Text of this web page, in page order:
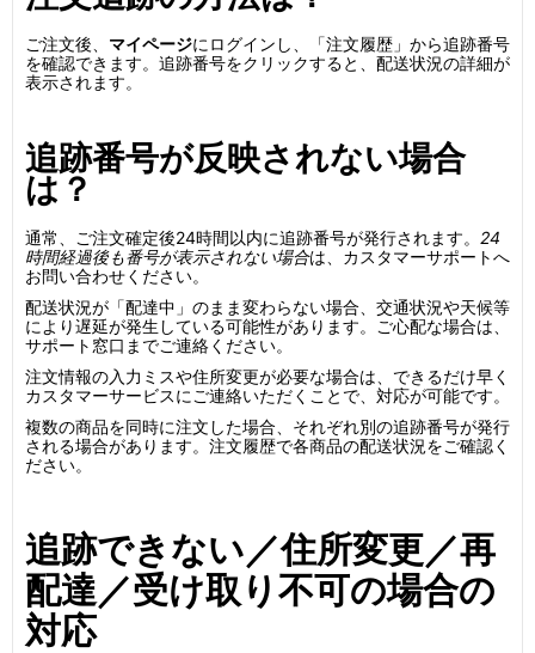
ご注文後、 マイページにログインし、「注文履歴」から追跡番号
を確認できます。追跡番号をクリックすると、配送状況の詳細が
表示されます。
追跡番号が反映されない場合
は？
通常、ご注文確定後24時間以内に追跡番号が発行されます。 24
時間経過後も番号が表示されない場合は、カスタマーサポートへ
お問い合わせください。
配送状況が「配達中」のまま変わらない場合、交通状況や天候等
により遅延が発生している可能性があります。ご心配な場合は、
サポート窓口までご連絡ください。
注文情報の入力ミスや住所変更が必要な場合は、できるだけ早く
カスタマーサービスにご連絡いただくことで、対応が可能です。
複数の商品を同時に注文した場合、それぞれ別の追跡番号が発行
される場合があります。注文履歴で各商品の配送状況をご確認く
ださい。
追跡できない／住所変更／再
配達／受け取り不可の場合の
対応